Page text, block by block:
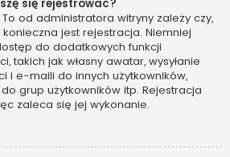
się rejestrować?
od administratora witryny zależy czy,
jest rejestracja. Niemniej
do dodatkowych funkcji
takich jak własny awatar, wysyłanie
i e-maili do innych użytkowników,
grup użytkowników itp. Rejestracja
zaleca się jej wykonanie.